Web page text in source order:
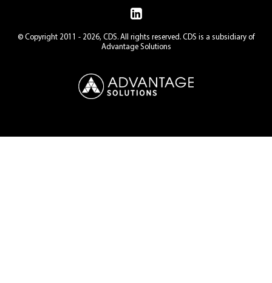
© Copyright 2011 - 2026, CDS. All rights reserved. CDS is a subsidiary of
Advantage Solutions